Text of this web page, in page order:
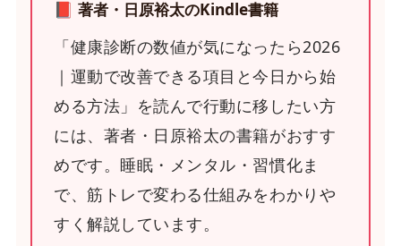
📕 著者・日原裕太のKindle書籍
「健康診断の数値が気になったら2026
｜運動で改善できる項目と今日から始
める方法」を読んで行動に移したい方
には、著者・日原裕太の書籍がおすす
めです。睡眠・メンタル・習慣化ま
で、筋トレで変わる仕組みをわかりや
すく解説しています。